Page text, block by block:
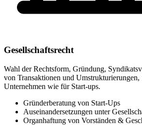
Gesellschaftsrecht
Wahl der Rechtsform, Gründung,
von Transaktionen und Umstrukturierungen,
Unternehmen wie für Start-ups.
Gründerberatung von Start-Ups
Auseinandersetzungen unter
Organhaftung von Vorständen &